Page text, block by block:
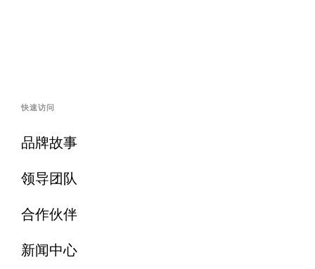
快速访问
品牌故事
领导团队
合作伙伴
新闻中心